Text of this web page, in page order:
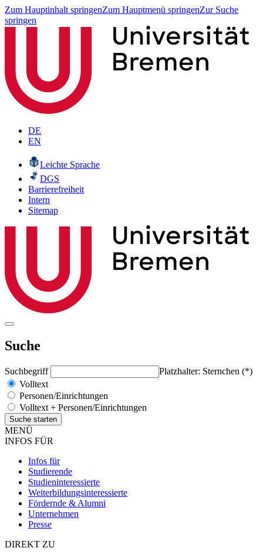
Zum Hauptinhalt springenZum Hauptmenü springenZur Suche
springen
DE
EN
Leichte Sprache
DGS
Barrierefreiheit
Intern
Sitemap
Suche
Suchbegriff
Platzhalter: Sternchen (*)
Volltext
Personen/Einrichtungen
Volltext + Personen/Einrichtungen
MENÜ
INFOS FÜR
Infos für
Studierende
Studieninteressierte
Weiterbildungsinteressierte
Fördernde & Alumni
Unternehmen
Presse
DIREKT ZU